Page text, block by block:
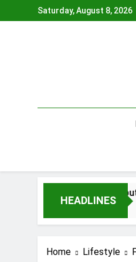
to
Saturday, August 8, 2026
HEADLINES
Antara Kebutuhan Hidup
Home Lifestyle